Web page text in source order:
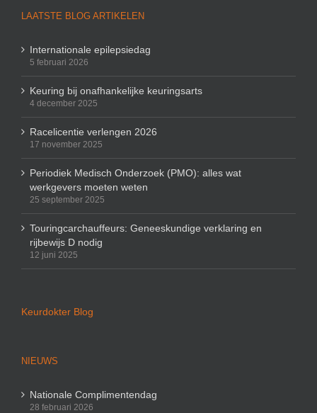
LAATSTE BLOG ARTIKELEN
Internationale epilepsiedag
5 februari 2026
Keuring bij onafhankelijke keuringsarts
4 december 2025
Racelicentie verlengen 2026
17 november 2025
Periodiek Medisch Onderzoek (PMO): alles wat
werkgevers moeten weten
25 september 2025
Touringcarchauffeurs: Geneeskundige verklaring en
rijbewijs D nodig
12 juni 2025
Keurdokter Blog
NIEUWS
Nationale Complimentendag
28 februari 2026